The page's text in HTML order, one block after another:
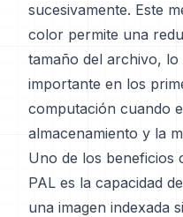
sucesivamente. Este
color permite una
tamaño del archivo,
importante en los
computación cuando
almacenamiento y la
Uno de los beneficios
PAL es la capacidad
una imagen indexada